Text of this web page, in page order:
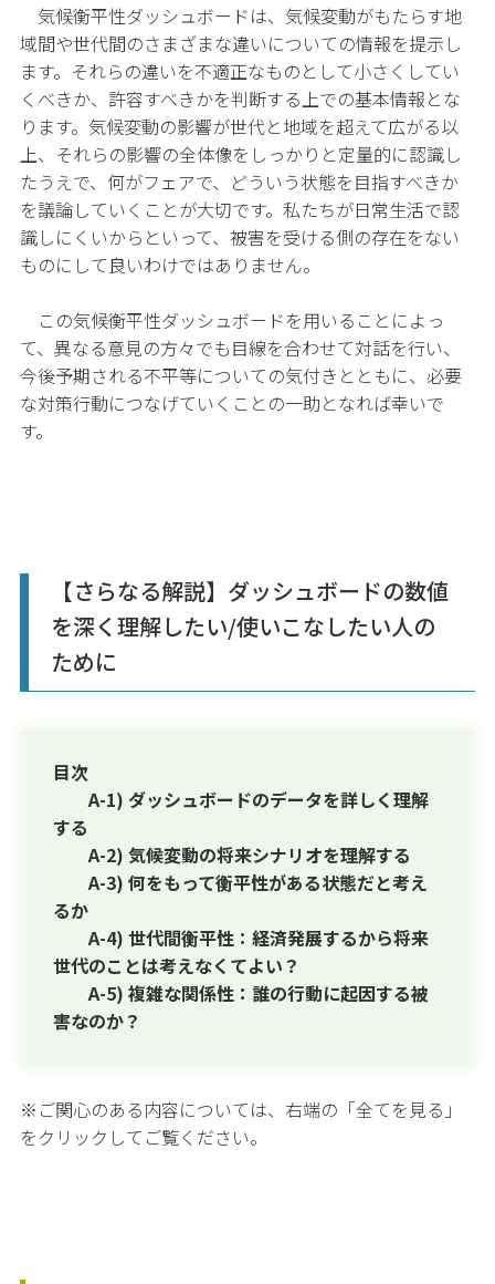
気候衡平性ダッシュボードは、気候変動がもたらす地
域間や世代間のさまざまな違いについての情報を提示し
ます。それらの違いを不適正なものとして小さくしてい
くべきか、許容すべきかを判断する上での基本情報とな
ります。気候変動の影響が世代と地域を超えて広がる以
上、それらの影響の全体像をしっかりと定量的に認識し
たうえで、何がフェアで、どういう状態を目指すべきか
を議論していくことが大切です。私たちが日常生活で認
識しにくいからといって、被害を受ける側の存在をない
ものにして良いわけではありません。
この気候衡平性ダッシュボードを用いることによっ
て、異なる意見の方々でも目線を合わせて対話を行い、
今後予期される不平等についての気付きとともに、必要
な対策行動につなげていくことの一助となれば幸いで
す。
【さらなる解説】ダッシュボードの数値
を深く理解したい/使いこなしたい人の
ために
目次
A-1) ダッシュボードのデータを詳しく理解
する
A-2) 気候変動の将来シナリオを理解する
A-3) 何をもって衡平性がある状態だと考え
るか
A-4) 世代間衡平性：経済発展するから将来
世代のことは考えなくてよい？
A-5) 複雑な関係性：誰の行動に起因する被
害なのか？
※ご関心のある内容については、右端の「全てを見る」
をクリックしてご覧ください。